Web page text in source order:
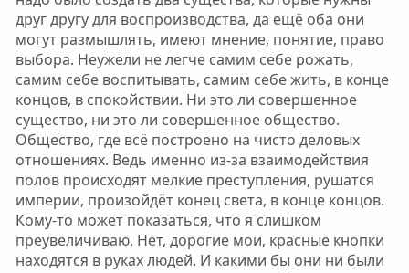
друг другу для воспроизводства, да ещё оба они
могут размышлять, имеют мнение, понятие, право
выбора. Неужели не легче самим себе рожать,
самим себе воспитывать, самим себе жить, в конце
концов, в спокойствии. Ни это ли совершенное
существо, ни это ли совершенное общество.
Общество, где всё построено на чисто деловых
отношениях. Ведь именно из-за взаимодействия
полов происходят мелкие преступления, рушатся
империи, произойдёт конец света, в конце концов.
Кому-то может показаться, что я слишком
преувеличиваю. Нет, дорогие мои, красные кнопки
находятся в руках людей. И какими бы они ни были